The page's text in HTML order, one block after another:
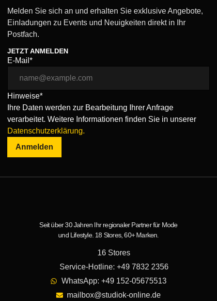
Melden Sie sich an und erhalten Sie exklusive Angebote,
Einladungen zu Events und Neuigkeiten direkt in Ihr
Postfach.
JETZT ANMELDEN
E-Mail*
Hinweise*
Ihre Daten werden zur Bearbeitung Ihrer Anfrage
verarbeitet. Weitere Informationen finden Sie in unserer
Datenschutzerklärung.
Anmelden
Seit über 30 Jahren Ihr regionaler Partner für Mode
und Lifestyle. 18 Stores, 60+ Marken.
16 Stores
Service-Hotline: +49 7832 2356
WhatsApp: +49 152-05675513
mailbox@studiok-online.de